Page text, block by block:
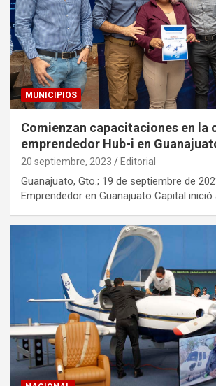
MUNICIPIOS
Comienzan capacitaciones en la
emprendedor Hub-i en
20 septiembre, 2023 Editorial
Guanajuato, Gto.; 19 de septiembre de
Emprendedor en Guanajuato Capital